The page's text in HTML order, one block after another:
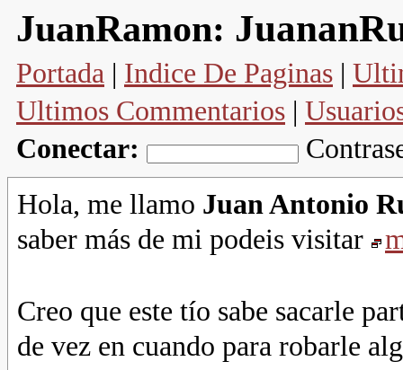
JuanRamon:
Portada | Indice De Paginas |
Ultimos Commentarios |
Conectar:
Hola, me llamo Juan Antonio
saber más de mi podeis visitar
Creo que este tío sabe sacarle
de vez en cuando para robarle